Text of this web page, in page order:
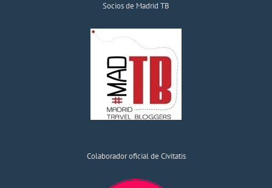
Socios de Madrid TB
Colaborador oficial de Civitatis